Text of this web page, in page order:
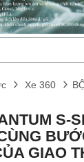
Xe 360
S-
GIAO